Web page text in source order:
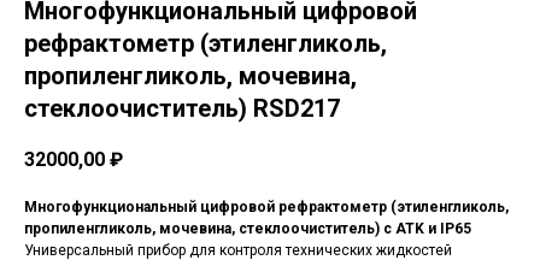
Многофункциональный цифровой
рефрактометр (этиленгликоль,
пропиленгликоль, мочевина,
стеклоочиститель) RSD217
32000,00 ₽
Многофункциональный цифровой рефрактометр (этиленгликоль,
пропиленгликоль, мочевина, стеклоочиститель) с ATK и IP65
Универсальный прибор для контроля технических жидкостей